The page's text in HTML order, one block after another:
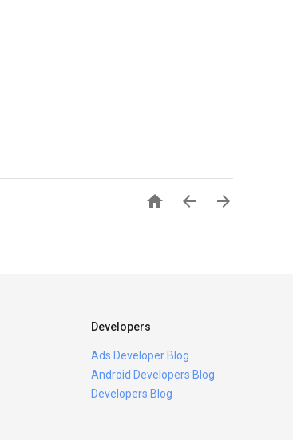
  
Developers
Ads Developer Blog
Android Developers Blog
Developers Blog